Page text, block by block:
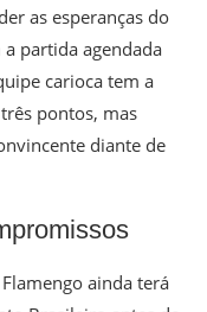
as esperanças do
partida agendada
carioca tem a
pontos, mas
diante de
ainda terá